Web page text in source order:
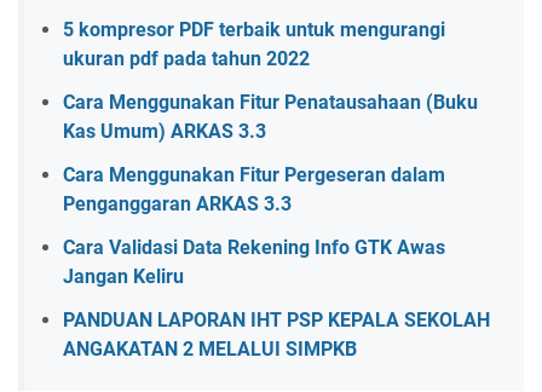
5 kompresor PDF terbaik untuk mengurangi
ukuran pdf pada tahun 2022
Cara Menggunakan Fitur Penatausahaan (Buku
Kas Umum) ARKAS 3.3
Cara Menggunakan Fitur Pergeseran dalam
Penganggaran ARKAS 3.3
Cara Validasi Data Rekening Info GTK Awas
Jangan Keliru
PANDUAN LAPORAN IHT PSP KEPALA SEKOLAH
ANGAKATAN 2 MELALUI SIMPKB